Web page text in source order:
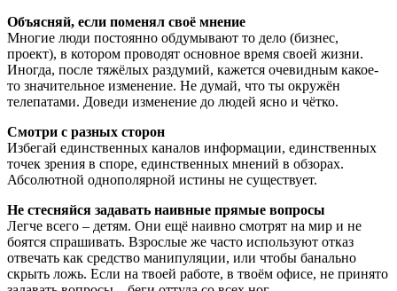
Объясняй, если поменял своё мнение
Многие люди постоянно обдумывают то дело (бизнес,
проект), в котором проводят основное время своей жизни.
Иногда, после тяжёлых раздумий, кажется очевидным какое-
то значительное изменение. Не думай, что ты окружён
телепатами. Доведи изменение до людей ясно и чётко.
Смотри с разных сторон
Избегай единственных каналов информации, единственных
точек зрения в споре, единственных мнений в обзорах.
Абсолютной однополярной истины не существует.
Не стесняйся задавать наивные прямые вопросы
Легче всего – детям. Они ещё наивно смотрят на мир и не
боятся спрашивать. Взрослые же часто используют отказ
отвечать как средство манипуляции, или чтобы банально
скрыть ложь. Если на твоей работе, в твоём офисе, не принято